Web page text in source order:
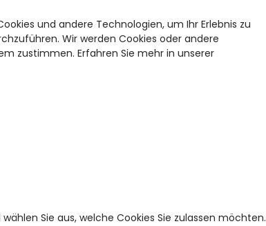
und andere Technologien, um Ihr Erlebnis zu
Wir werden Cookies oder andere
zustimmen. Erfahren Sie mehr in unserer
Sie aus, welche Cookies Sie zulassen möchten.